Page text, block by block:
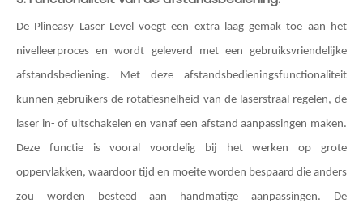
De Plineasy Laser Level voegt een extra laag gemak toe aan het
nivelleerproces en wordt geleverd met een gebruiksvriendelijke
afstandsbediening. Met deze afstandsbedieningsfunctionaliteit
kunnen gebruikers de rotatiesnelheid van de laserstraal regelen, de
laser in- of uitschakelen en vanaf een afstand aanpassingen maken.
Deze functie is vooral voordelig bij het werken op grote
oppervlakken, waardoor tijd en moeite worden bespaard die anders
zou worden besteed aan handmatige aanpassingen. De